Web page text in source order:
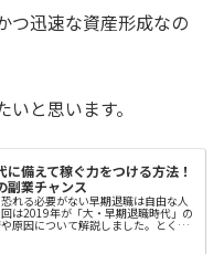
つ迅速な資産形成なの
と思います。
に備えて稼ぐ力をつける方法！
副業チャンス
れる必要がない早期退職は自由な人
は2019年が「大・早期退職時代」の
原因について解説しました。とく